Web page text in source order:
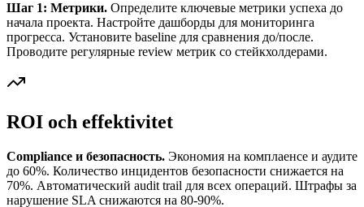
Шаг 1: Метрики. Определите ключевые метрики успеха до
начала проекта. Настройте дашборды для мониторинга
прогресса. Установите baseline для сравнения до/после.
Проводите регулярные review метрик со стейкхолдерами.
ROI och effektivitet
Compliance и безопасность. Экономия на комплаенсе и аудите
до 60%. Количество инцидентов безопасности снижается на
70%. Автоматический audit trail для всех операций. Штрафы за
нарушение SLA снижаются на 80-90%.